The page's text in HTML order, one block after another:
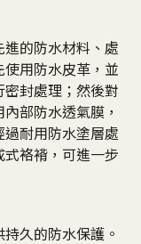
的防水材料、處
用防水皮革，並
封處理；然後對
部防水透氣膜，
耐用防水塗層處
袼褙，可進一步
久的防水保護。